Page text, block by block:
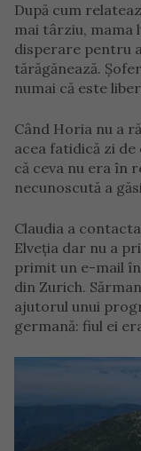
După cum
mai târziu, mama
disperare pentru
tărăgănează.
numai că este
Când Horia nu a
acea fatidică zi
că ceva nu era în
necunoscută a
Claudia a
Elveția dar nu a
primit un e-mail
din Zurich.
ajutorul unui
germană: fiul ei